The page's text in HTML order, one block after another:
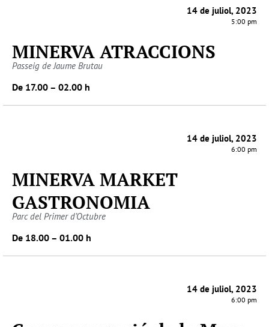
14 de juliol, 2023
5:00 pm
MINERVA ATRACCIONS
Passeig de Jaume Brutau
De 17.00 – 02.00 h
14 de juliol, 2023
6:00 pm
MINERVA MARKET
GASTRONOMIA
Parc del Primer d’Octubre
De 18.00 – 01.00 h
14 de juliol, 2023
6:00 pm